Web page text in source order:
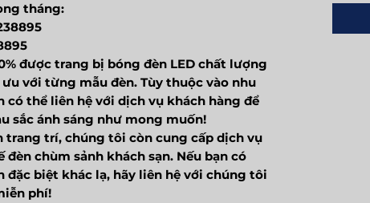
tháng:
được trang bị bóng đèn LED chất lượng
với từng mẫu đèn. Tùy thuộc vào nhu
có thể liên hệ với dịch vụ khách hàng để
sắc ánh sáng như mong muốn!
trang trí, chúng tôi còn cung cấp dịch vụ
chùm sảnh khách sạn. Nếu bạn có
đặc biệt khác lạ, hãy liên hệ với chúng tôi
phí!